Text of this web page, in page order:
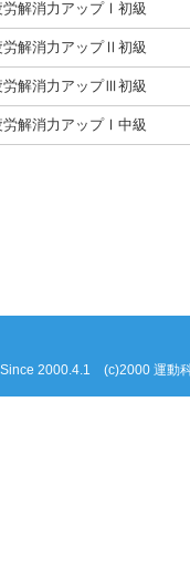
労解消力アップⅠ初級
労解消力アップⅡ初級
労解消力アップⅢ初級
労解消力アップⅠ中級
Since 2000.4.1 (c)2000 運動